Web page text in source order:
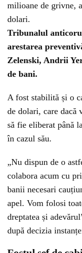
milioane de grivne,
dolari.
Tribunalul
arestarea
Zelenski, Andrii
de bani.
A fost stabilită și o
de dolari, care
să fie eliberat până
în cazul său.
„Nu dispun de o
colabora acum cu
banii necesari
apel. Vom folosi
dreptatea și
după decizia